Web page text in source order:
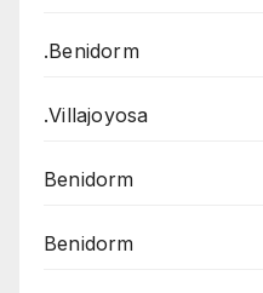
.Benidorm
.Villajoyosa
Benidorm
Benidorm